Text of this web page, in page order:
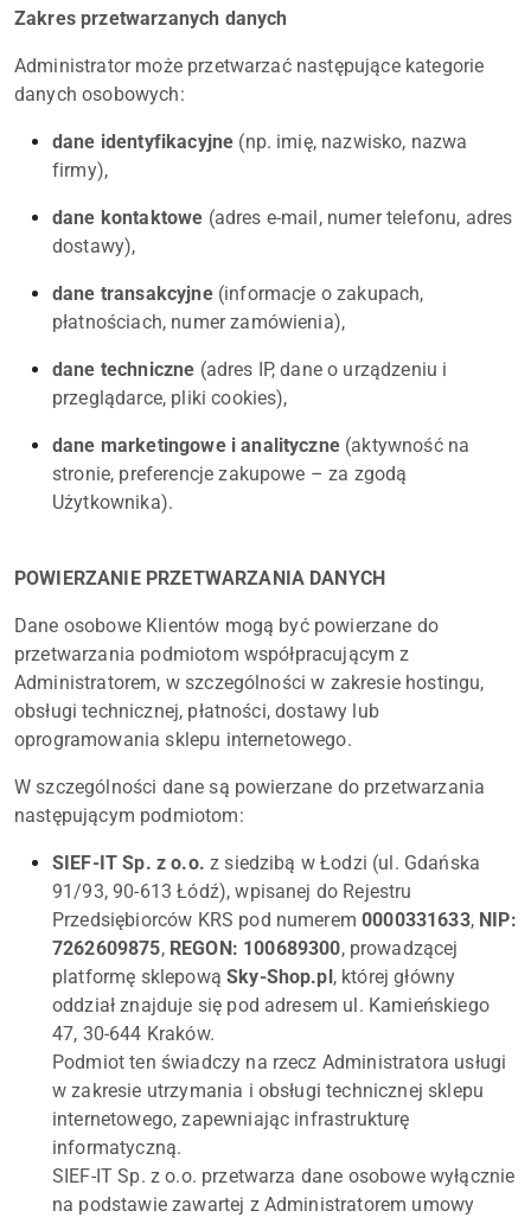
Zakres przetwarzanych danych
Administrator może przetwarzać następujące kategorie
danych osobowych:
dane identyfikacyjne (np. imię, nazwisko, nazwa
firmy),
dane kontaktowe (adres e-mail, numer telefonu, adres
dostawy),
dane transakcyjne(informacje o zakupach,
płatnościach, numer zamówienia),
dane techniczne (adres IP, dane o urządzeniu i
przeglądarce, pliki cookies),
dane marketingowe i analityczne(aktywność na
stronie, preferencje zakupowe – za zgodą
Użytkownika).
POWIERZANIE PRZETWARZANIA DANYCH
Dane osobowe Klientów mogą być powierzane do
przetwarzania podmiotom współpracującym z
Administratorem, w szczególności w zakresie hostingu,
obsługi technicznej, płatności, dostawy lub
oprogramowania sklepu internetowego.
W szczególności dane są powierzane do przetwarzania
następującym podmiotom:
SIEF-IT Sp. z o.o. z siedzibą w Łodzi (ul. Gdańska
91/93, 90-613 Łódź), wpisanej do Rejestru
Przedsiębiorców KRS pod numerem0000331633, NIP:
7262609875, REGON: 100689300, prowadzącej
platformę sklepowąSky-Shop.pl, której główny
oddział znajduje się pod adresem ul. Kamieńskiego
47, 30-644 Kraków.
Podmiot ten świadczy na rzecz Administratora usługi
w zakresie utrzymania i obsługi technicznej sklepu
internetowego, zapewniając infrastrukturę
informatyczną.
SIEF-IT Sp. z o.o. przetwarza dane osobowe wyłącznie
na podstawie zawartej z Administratorem umowy